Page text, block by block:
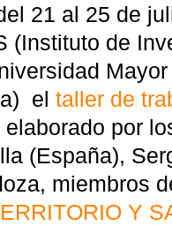
21 al 25 de
(Instituto de
el taller de
por
(España),
miembros
Y